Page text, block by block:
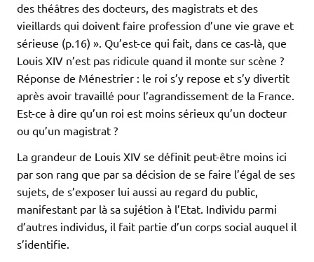
des théâtres des docteurs, des magistrats et des
vieillards qui doivent faire profession d’une vie grave et
sérieuse (p.16) ». Qu’est-ce qui fait, dans ce cas-là, que
Louis XIV n’est pas ridicule quand il monte sur scène ?
Réponse de Ménestrier : le roi s’y repose et s’y divertit
après avoir travaillé pour l’agrandissement de la France.
Est-ce à dire qu’un roi est moins sérieux qu’un docteur
ou qu’un magistrat ?
La grandeur de Louis XIV se définit peut-être moins ici
par son rang que par sa décision de se faire l’égal de ses
sujets, de s’exposer lui aussi au regard du public,
manifestant par là sa sujétion à l’Etat. Individu parmi
d’autres individus, il fait partie d’un corps social auquel il
s’identifie.